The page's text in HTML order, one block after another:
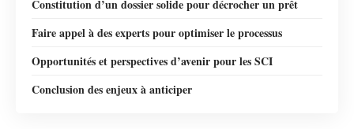
Constitution d’un dossier solide pour décrocher un prêt
Faire appel à des experts pour optimiser le processus
Opportunités et perspectives d’avenir pour les SCI
Conclusion des enjeux à anticiper